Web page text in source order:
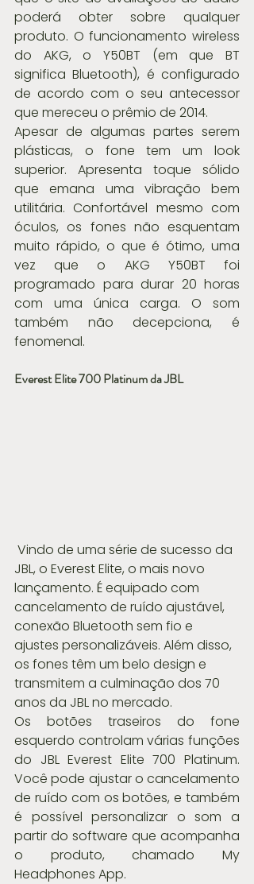
poderá obter sobre qualquer
produto. O funcionamento wireless
do AKG, o Y50BT (em que BT
significa Bluetooth), é configurado
de acordo com o seu antecessor
que mereceu o prêmio de 2014.
Apesar de algumas partes serem
plásticas, o fone tem um look
superior. Apresenta toque sólido
que emana uma vibração bem
utilitária. Confortável mesmo com
óculos, os fones não esquentam
muito rápido, o que é ótimo, uma
vez que o AKG Y50BT foi
programado para durar 20 horas
com uma única carga. O som
também não decepciona, é
fenomenal.
Everest Elite 700 Platinum da JBL
JBL, o Everest Elite, o mais novo
lançamento. É equipado com
cancelamento de ruído ajustável,
conexão Bluetooth sem fio e
ajustes personalizáveis. Além disso,
os fones têm um belo design e
transmitem a culminação dos 70
anos da JBL no mercado.
Os botões traseiros do fone
esquerdo controlam várias funções
do JBL Everest Elite 700 Platinum.
Você pode ajustar o cancelamento
de ruído com os botões, e também
é possível personalizar o som a
partir do software que acompanha
o produto, chamado My
Headphones App.